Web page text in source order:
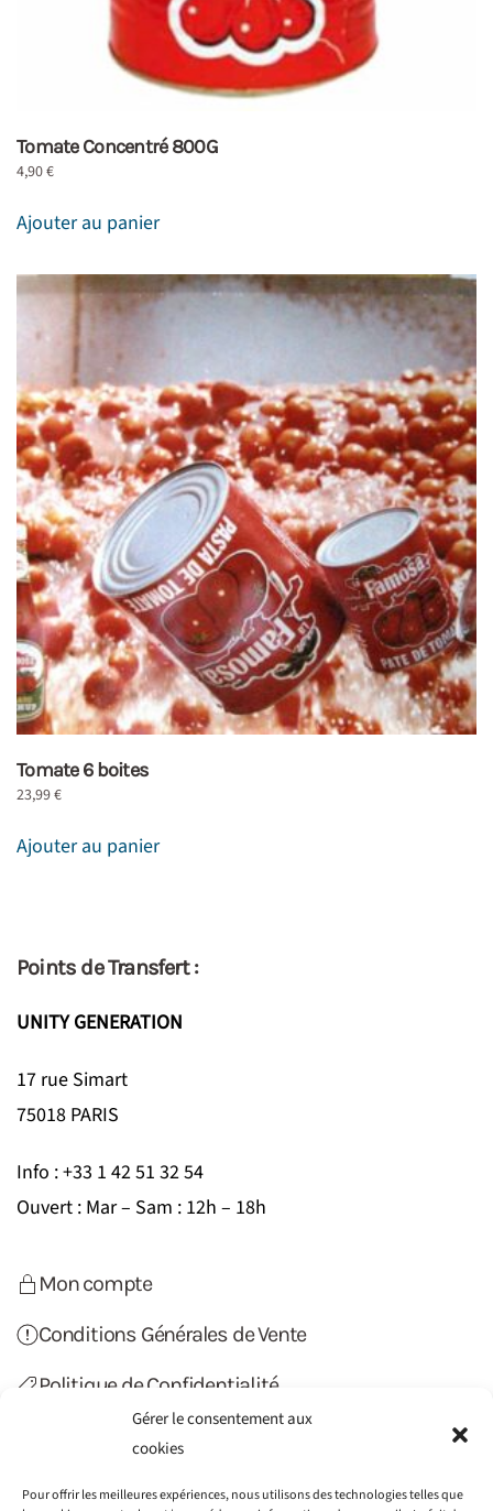
Gérer le consentement aux
cookies
Pour offrir les meilleures expériences, nous utilisons des technologies telles que
Tomate Concentré 800G
4,90€
Ajouter au panier
Tomate 6 boites
23,99€
Ajouter au panier
Points de Transfert :
UNITY GENERATION
17 rue Simart
75018 PARIS
Info : +33 1 42 51 32 54
Ouvert : Mar – Sam : 12h – 18h
Mon compte
Conditions Générales de Vente
Politique de Confidentialité
Politique de Cookies (UE)
Contact